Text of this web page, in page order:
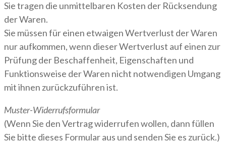
Sie tragen die unmittelbaren Kosten der Rücksendung
der Waren.
Sie müssen für einen etwaigen Wertverlust der Waren
nur aufkommen, wenn dieser Wertverlust auf einen zur
Prüfung der Beschaffenheit, Eigenschaften und
Funktionsweise der Waren nicht notwendigen Umgang
mit ihnen zurückzuführen ist.
Muster-Widerrufsformular
(Wenn Sie den Vertrag widerrufen wollen, dann füllen
Sie bitte dieses Formular aus und senden Sie es zurück.)